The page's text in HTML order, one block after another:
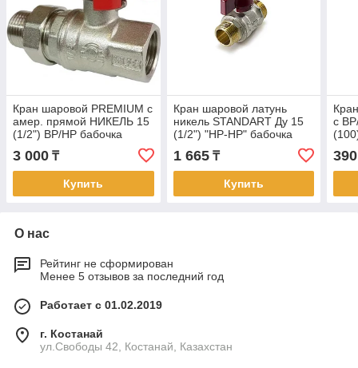
Кран шаровой PREMIUM с
амер. прямой НИКЕЛЬ 15
(1/2") ВР/НР бабочка
VALFEX (56/14)
3 000 ₸
Купить
Кран шаровой латунь
никель STANDART Ду 15
(1/2") "НР-НР" бабочка
TIM (25/75)
1 665₸
Купить
с
390
О нас
Рейтинг не сформирован
Менее 5 отзывов за последний год
Работает с 01.02.2019
г. Костанай
ул.Свободы 42, Костанай, Казахстан